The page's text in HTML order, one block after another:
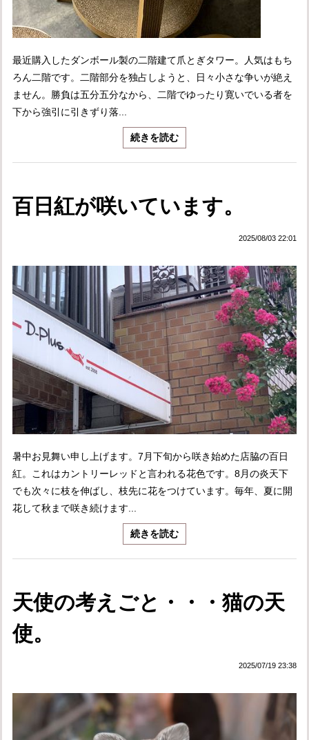
最近購入したダンボール製の二階建て爪とぎタワー。人気はもち
ろん二階です。二階部分を独占しようと、日々小さな争いが絶え
ません。勝負は五分五分なから、二階でゆったり寛いでいる者を
下から強引に引きずり落...
続きを読む
百日紅が咲いています。
2025/08/03 22:01
暑中お見舞い申し上げます。7月下旬から咲き始めた店脇の百日
紅。これはカントリーレッドと言われる花色です。8月の炎天下
でも次々に枝を伸ばし、枝先に花をつけています。毎年、夏に開
花して秋まで咲き続けます...
続きを読む
天使の考えごと・・・猫の天
使。
2025/07/19 23:38